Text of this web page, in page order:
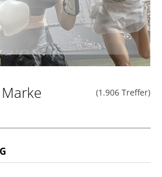
(1.906 Treffer)